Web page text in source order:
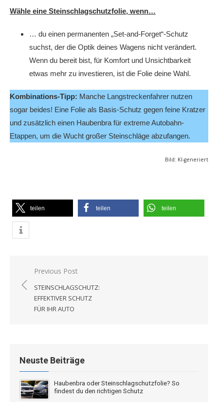
Wähle eine Steinschlagschutzfolie, wenn…
… du einen permanenten „Set-and-Forget“-Schutz
suchst, der die Optik deines Wagens nicht verändert.
Wenn du bereit bist, für Komfort und Unsichtbarkeit
etwas mehr zu investieren, ist die Folie deine Wahl.
Kombinations-Tipp: Manche Langstreckenfahrer nutzen
sogar beides! Eine Folie als Basis-Schutz gegen feine Kratzer
und zusätzlich einen Haubenbra für extreme Autobahn-
Etappen, um die Wucht großer Steinschläge abzufangen.
Bild: KI-generiert
teilen teilen teilen
Beitragsnavigation
Previous Post
STEINSCHLAGSCHUTZ:
EFFEKTIVER SCHUTZ
FÜR IHR AUTO
Neuste Beiträge
Haubenbra oder Steinschlagschutzfolie? So
findest du den richtigen Schutz